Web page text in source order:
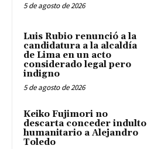
5 de agosto de 2026
Luis Rubio renunció a la
candidatura a la alcaldía
de Lima en un acto
considerado legal pero
indigno
5 de agosto de 2026
Keiko Fujimori no
descarta conceder indulto
humanitario a Alejandro
Toledo